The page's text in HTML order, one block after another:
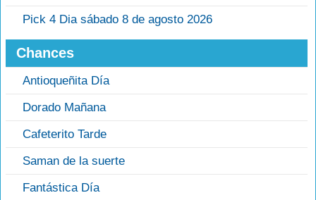
Pick 4 Dia sábado 8 de agosto 2026
Chances
Antioqueñita Día
Dorado Mañana
Cafeterito Tarde
Saman de la suerte
Fantástica Día